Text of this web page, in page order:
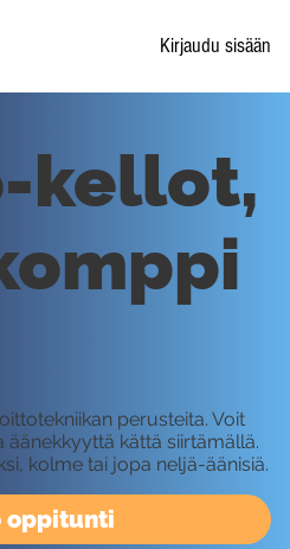
Kirjaudu sisään
oppitunti
kellot,
perusteita. Voit
äänekkyyttä kättä siirtämällä.
kolme tai jopa neljä-äänisiä.